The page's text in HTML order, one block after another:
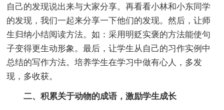
自己的发现说出来与大家分享。再看看小林和小东同学
的发现，我们一起来分享一下他们的发现。然后，让师
生归纳小结阅读方法。如：采用明贬实褒的方法能使句
子变得更生动形象。最后，让学生从自己的习作实例中
总结的写作方法。培养学生在学习中做有心人，多发
现，多收获。
二、积累关于动物的成语，激励学生成长